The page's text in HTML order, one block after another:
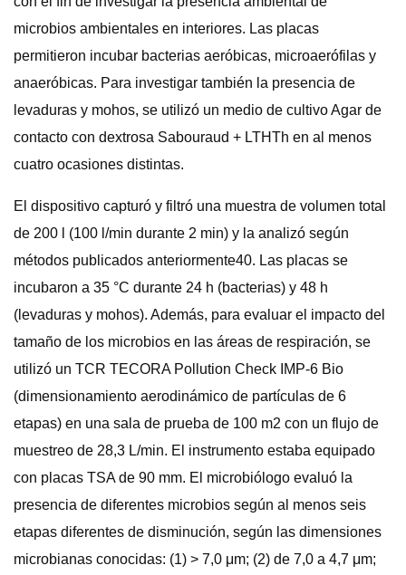
microbios ambientales en interiores. Las placas
permitieron incubar bacterias aeróbicas, microaerófilas y
anaeróbicas. Para investigar también la presencia de
levaduras y mohos, se utilizó un medio de cultivo Agar de
contacto con dextrosa Sabouraud + LTHTh en al menos
cuatro ocasiones distintas.
El dispositivo capturó y filtró una muestra de volumen total
de 200 l (100 l/min durante 2 min) y la analizó según
métodos publicados anteriormente40. Las placas se
incubaron a 35 °C durante 24 h (bacterias) y 48 h
(levaduras y mohos). Además, para evaluar el impacto del
tamaño de los microbios en las áreas de respiración, se
utilizó un TCR TECORA Pollution Check IMP-6 Bio
(dimensionamiento aerodinámico de partículas de 6
etapas) en una sala de prueba de 100 m2 con un flujo de
muestreo de 28,3 L/min. El instrumento estaba equipado
con placas TSA de 90 mm. El microbiólogo evaluó la
presencia de diferentes microbios según al menos seis
etapas diferentes de disminución, según las dimensiones
microbianas conocidas: (1) > 7,0 μm; (2) de 7,0 a 4,7 μm;